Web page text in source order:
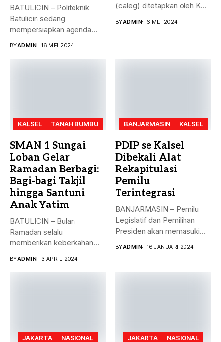
BATULICIN – Politeknik
Batulicin sedang
mempersiapkan agenda
BYADMIN 16 MEI 2024
(caleg) ditetapkan oleh KPU
BYADMIN 6 MEI 2024
KALSEL TANAH BUMBU
SMAN 1 Sungai
Loban Gelar
Ramadan Berbagi:
Bagi-bagi Takjil
hingga Santuni
Anak Yatim
BATULICIN – Bulan
Ramadan selalu
memberikan keberkahan
BYADMIN 3 APRIL 2024
BANJARMASIN KALSEL
PDIP se Kalsel
Dibekali Alat
Rekapitulasi
Pemilu
Terintegrasi
BANJARMASIN – Pemilu
Legislatif dan Pemilihan
Presiden akan memasuki
BYADMIN 16 JANUARI 2024
JAKARTA NASIONAL JAKARTA NASIONAL